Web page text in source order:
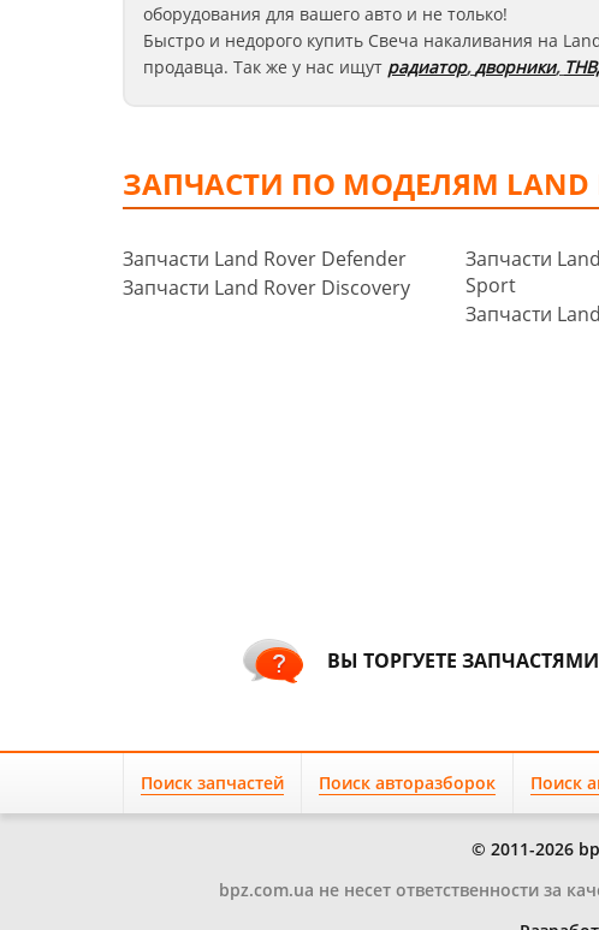
оборудования для вашего авто и не только!
Быстро и недорого купить Свеча накаливания на
продавца. Так же у нас ищут радиатор,дворники,
ЗАПЧАСТИ ПО МОДЕЛЯМ LAND
Запчасти Land Rover Defender
Запчасти Land Rover Discovery
Запчасти
Sport
Запчасти
ВЫ ТОРГУЕТЕ
Поиск запчастей Поиск авторазборок Поиск
© 2011-2026
bpz.com.ua не несет ответственности за